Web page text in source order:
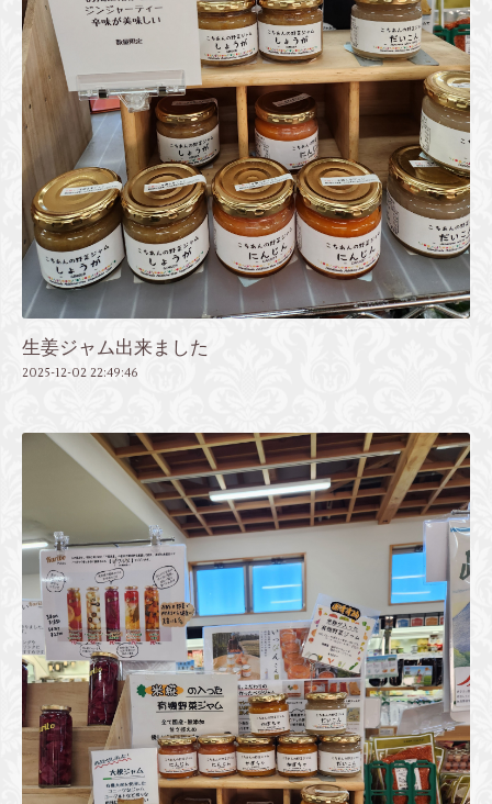
生姜ジャム出来ました
2025-12-02 22:49:46